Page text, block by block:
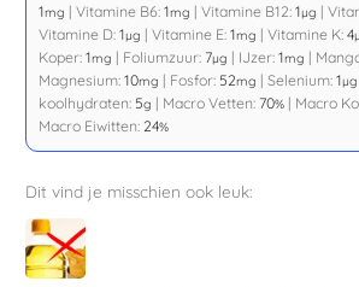
1mg |Vitamine B6:1mg |Vitamine B12:1µg |
Vitamine D:1µg |Vitamine E:1mg |Vitamine K:4
Koper:1mg | Foliumzuur: 7µg | IJzer:1mg |
Magnesium:10mg | Fosfor: 52mg |Selenium:1µg
koolhydraten: 5g | Macro Vetten: 70% | Macro
Macro Eiwitten: 24%
Dit vind je misschien ook leuk: